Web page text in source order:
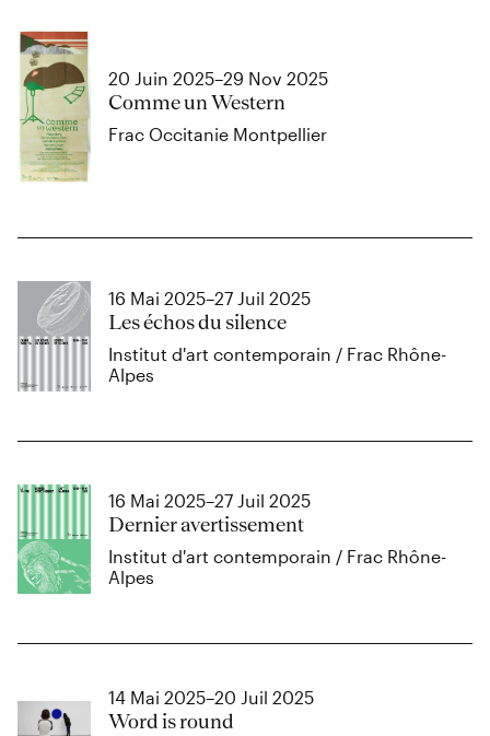
20 Juin 2025–29 Nov 2025
Comme un Western
Frac Occitanie Montpellier
16 Mai 2025–27 Juil 2025
Les échos du silence
Institut d'art contemporain / Frac Rhône-
Alpes
16 Mai 2025–27 Juil 2025
Dernier avertissement
Institut d'art contemporain / Frac Rhône-
Alpes
14 Mai 2025–20 Juil 2025
Word is round